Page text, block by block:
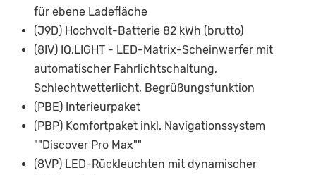
für ebene Ladefläche
(J9D) Hochvolt-Batterie 82 kWh (brutto)
(8IV) IQ.LIGHT - LED-Matrix-Scheinwerfer mit
automatischer Fahrlichtschaltung,
Schlechtwetterlicht, Begrüßungsfunktion
(PBE) Interieurpaket
(PBP) Komfortpaket inkl. Navigationssystem
""Discover Pro Max""
(8VP) LED-Rückleuchten mit dynamischer